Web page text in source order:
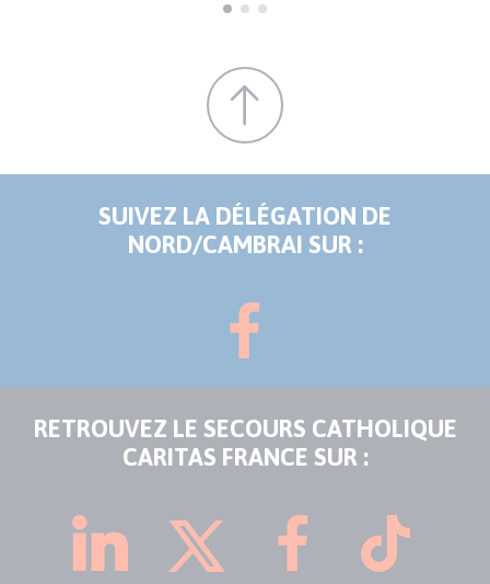
SUIVEZ LA DÉLÉGATION DE
NORD/CAMBRAI SUR :
RETROUVEZ LE SECOURS CATHOLIQUE
CARITAS FRANCE SUR :